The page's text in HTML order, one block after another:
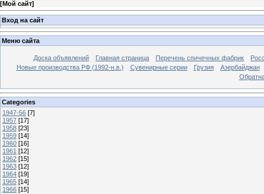
[Мой сайт]
Вход на сайт
Меню сайта
Доска объявлений Главная страница Перечень спичечных фабрик
Новые производства РФ (1992-н.в.)
Сувенирные серии Грузия
Азербайджан
Categories
1947-56 [7]
1957 [17]
1958 [23]
1959 [14]
1960 [16]
1961 [12]
1962 [15]
1963 [12]
1964 [19]
1965 [14]
1966 [15]